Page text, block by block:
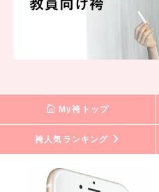
My袴トップ
袴人気ランキング